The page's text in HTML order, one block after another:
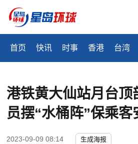
首页 快讯 时事 香港 台湾
港铁黄大仙站月台顶
员摆“水桶阵”保乘客
2023-09-09 08:14 生成海报